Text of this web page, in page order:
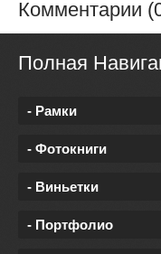
Комментарии
Полная
- Рамки
- Фотокниги
- Виньетки
- Портфолио